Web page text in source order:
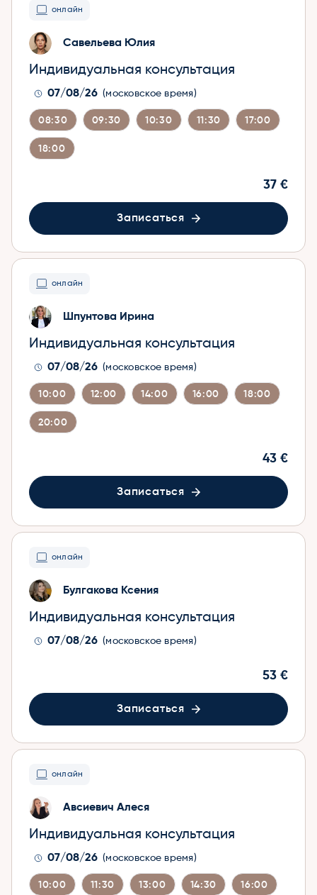
онлайн
Савельева Юлия
Индивидуальная консультация
07/08/26 (московское время)
08:30 09:30 10:30 11:30 17:00
18:00
37 €
Записаться
онлайн
Шпунтова Ирина
Индивидуальная консультация
07/08/26 (московское время)
10:00 12:00 14:00 16:00 18:00
20:00
43 €
Записаться
онлайн
Булгакова Ксения
Индивидуальная консультация
07/08/26 (московское время)
53 €
Записаться
онлайн
Авсиевич Алеся
Индивидуальная консультация
07/08/26 (московское время)
10:00 11:30 13:00 14:30 16:00